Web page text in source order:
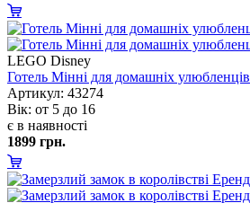
LEGO Disney
Готель Мінні для домашніх улюбленці
Артикул: 43274
ік: от 5 до 16
є в наявності
1899 грн.